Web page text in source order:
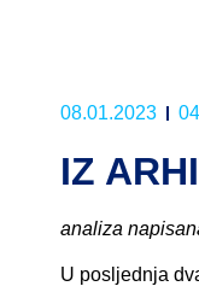
08.01.2023
IZ
analiza
U posljednja